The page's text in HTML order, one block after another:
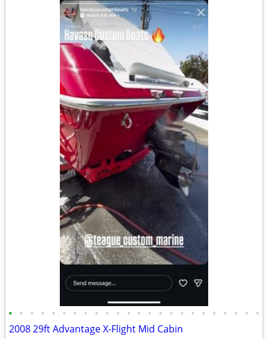
• • • • • • • • • • • • • • • • • • • • • • • •
2008 29ft Advantage X-Flight Mid Cabin